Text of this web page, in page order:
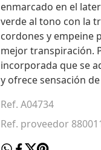
enmarcado en el
verde al tono con la
cordones y empeine
mejor transpiración.
incorporada que se
y ofrece sensación
Ref. A04734
Ref. proveedor